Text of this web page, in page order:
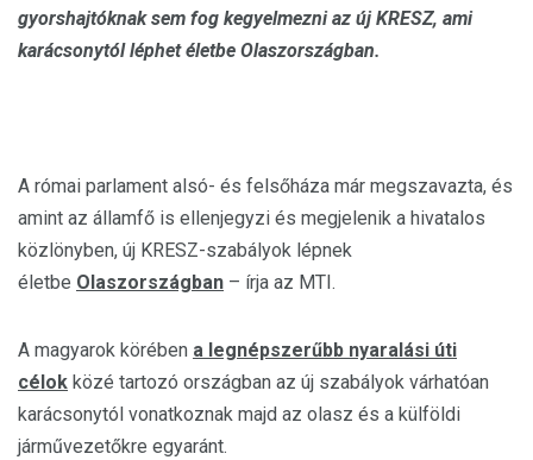
gyorshajtóknak sem fog kegyelmezni az új KRESZ, ami
karácsonytól léphet életbe Olaszországban.
A római parlament alsó- és felsőháza már megszavazta, és
amint az államfő is ellenjegyzi és megjelenik a hivatalos
közlönyben, új KRESZ-szabályok lépnek
életbe Olaszországban – írja az MTI.
A magyarok körében a legnépszerűbb nyaralási úti
célok közé tartozó országban az új szabályok várhatóan
karácsonytól vonatkoznak majd az olasz és a külföldi
járművezetőkre egyaránt.